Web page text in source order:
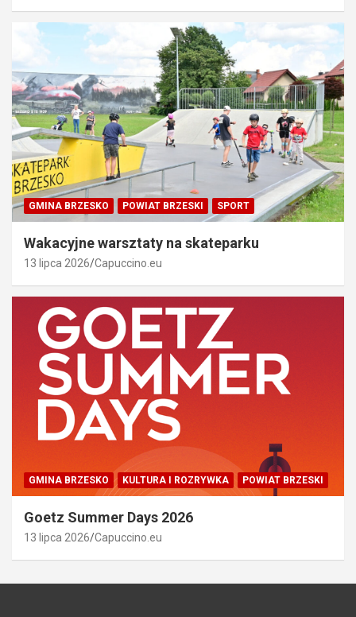
GMINA BRZESKO POWIAT BRZESKI SPORT
Wakacyjne warsztaty na skateparku
13 lipca 2026 Capuccino.eu
GMINA BRZESKO KULTURA I ROZRYWKA POWIAT BRZESKI
Goetz Summer Days 2026
13 lipca 2026 Capuccino.eu